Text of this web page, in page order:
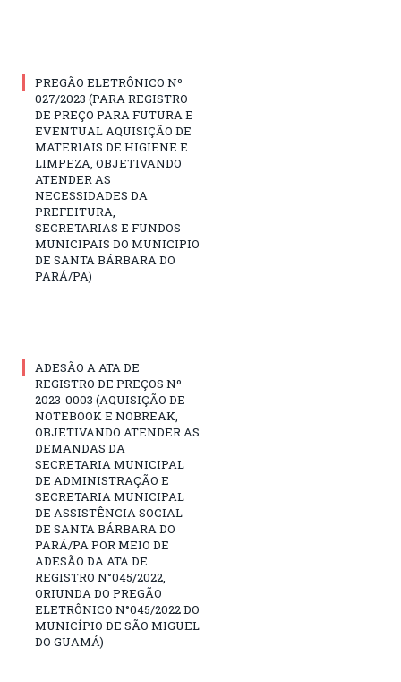
PREGÃO ELETRÔNICO Nº
027/2023 (PARA REGISTRO
DE PREÇO PARA FUTURA E
EVENTUAL AQUISIÇÃO DE
MATERIAIS DE HIGIENE E
LIMPEZA, OBJETIVANDO
ATENDER AS
NECESSIDADES DA
PREFEITURA,
SECRETARIAS E FUNDOS
MUNICIPAIS DO MUNICIPIO
DE SANTA BÁRBARA DO
PARÁ/PA)
ADESÃO A ATA DE
REGISTRO DE PREÇOS Nº
2023-0003 (AQUISIÇÃO DE
NOTEBOOK E NOBREAK,
OBJETIVANDO ATENDER AS
DEMANDAS DA
SECRETARIA MUNICIPAL
DE ADMINISTRAÇÃO E
SECRETARIA MUNICIPAL
DE ASSISTÊNCIA SOCIAL
DE SANTA BÁRBARA DO
PARÁ/PA POR MEIO DE
ADESÃO DA ATA DE
REGISTRO N°045/2022,
ORIUNDA DO PREGÃO
ELETRÔNICO N°045/2022 DO
MUNICÍPIO DE SÃO MIGUEL
DO GUAMÁ)